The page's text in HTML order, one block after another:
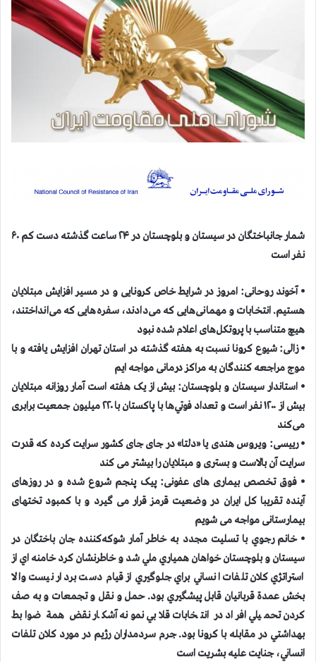
شمار جانباختگان در سيستان و بلوچستان در ۲۴ ساعت گذشته دست كم ۶۰
نفر است
⦁ آخوند روحانی: امروز در شرایط خاص کرونایی و در مسیر افزایش مبتلایان
هستیم. انتخابات و مهمانی‌هایی که می‌دادند، سفره‌هایی که می‌انداختند،
هیچ متناسب با پروتکل‌های اعلام شده نبود
⦁ زالی: شیوع کرونا نسبت به هفته گذشته در استان تهران افزایش یافته و با
موج مراجعه کنندگان به مراکز درمانی مواجه ایم
⦁ استاندار سیستان و بلوچستان: بیش از یک هفته است آمار روزانه‌ مبتلایان
بیش از ۱۲۰۰ نفر است و تعداد فوتي‌ها با پاکستان با ۲۲۰ میلیون جمعیت برابری
می‌کند
⦁ رییسی: ویروس هندی یا «دلتا» در جای جای کشور سرایت کرده كه قدرت
سرایت آن بالاست و بستری و مبتلایان را بیشتر می کند
⦁ فوق تخصص بیماری های عفونی: پیک پنجم شروع شده و در روزهای
آینده تقریبا کل ایران در وضعیت قرمز قرار می گیرد و با کمبود تختهای
بیمارستانی مواجه می شویم
⦁ خانم رجوي با تسليت مجدد به خاطر آمار شوكه‌كننده جان باختگان در
سيستان و بلوچستان خواهان همياري ملي شد و خاطرنشان كرد خامنه اي از
استراتژي كلان تلفات انساني براي جلوگيري از قيام دست بردار نيست والا
بخش عمدة قربانيان قابل پيشگيري بود. حمل و نقل و تجمعات و به صف
كردن تحميلي افراد در انتخابات قلابي نمونه آشكار نقض همة ضوابط
بهداشتي در مقابله با كرونا بود. جرم سردمداران رژيم در مورد كلان تلفات
انساني، جنايت عليه بشريت است